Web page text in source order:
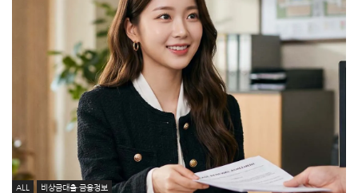
ALL 비상금대출·금융정보